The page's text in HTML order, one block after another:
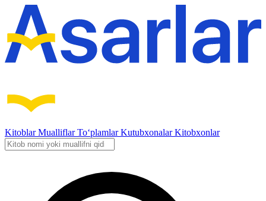
KitoblarMualliflarTo‘plamlarKutubxonalarKitobxonlar